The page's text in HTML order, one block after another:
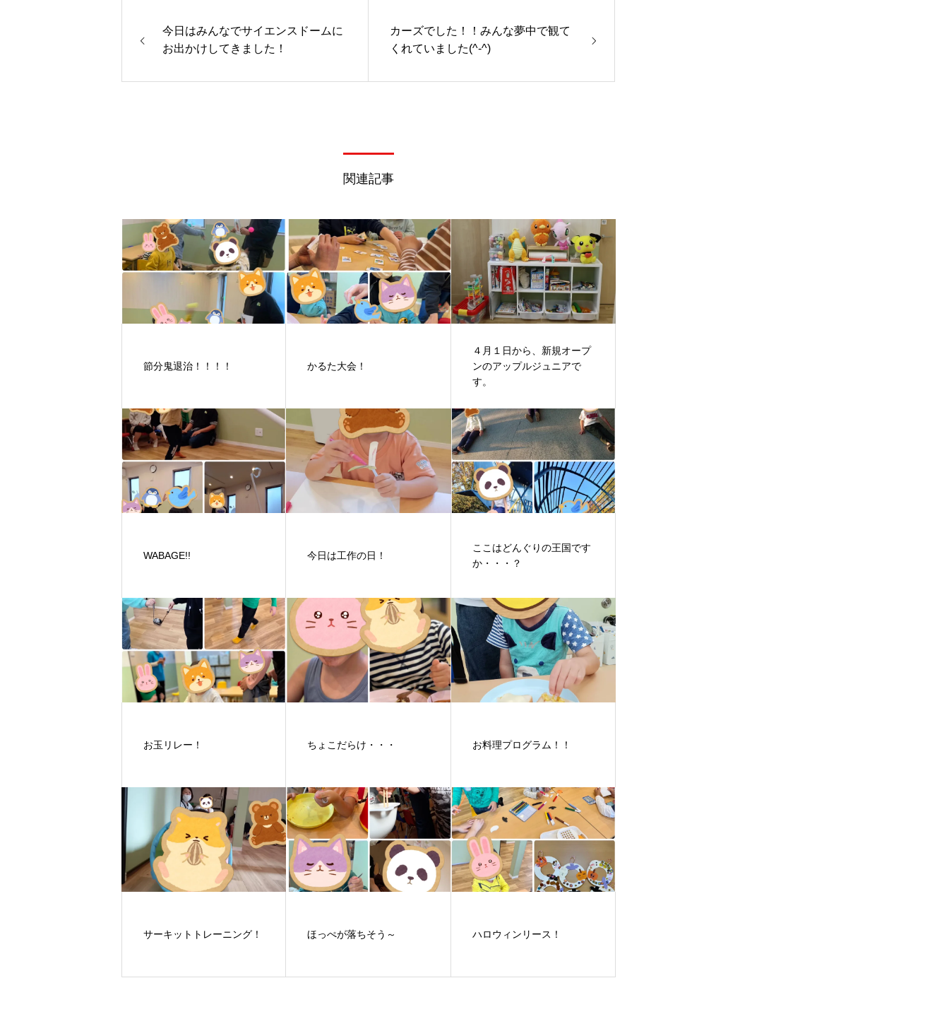
今日はみんなでサイエンスドームに
お出かけしてきました！
カーズでした！！みんな夢中で観て
くれていました(^-^)
関連記事
節分鬼退治！！！！ かるた大会！
４月１日から、新規オープ
ンのアップルジュニアで
す。
WABAGE!! 今日は工作の日！
ここはどんぐりの王国です
か・・・？
お玉リレー！ ちょこだらけ・・・ お料理プログラム！！
サーキットトレーニング！ ほっぺが落ちそう～ ハロウィンリース！